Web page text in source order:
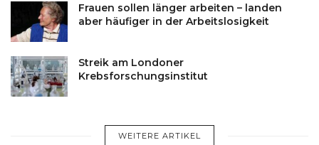
Frauen sollen länger arbeiten – landen
aber häufiger in der Arbeitslosigkeit
Streik am Londoner
Krebsforschungsinstitut
WEITERE ARTIKEL